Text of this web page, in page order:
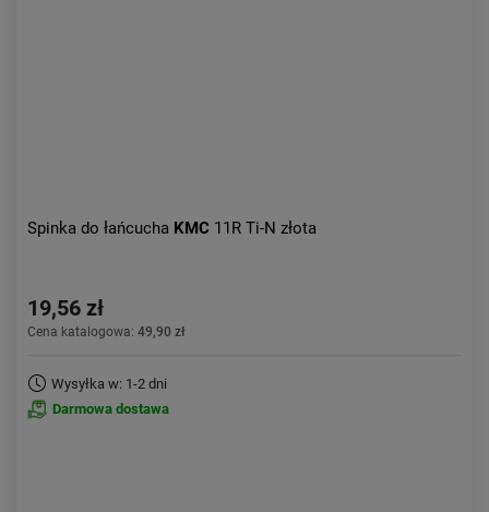
Spinka do łańcucha KMC 11R Ti-N złota
19,56 zł
Cena katalogowa: 49,90 zł
Wysyłka w: 1-2 dni
Darmowa dostawa